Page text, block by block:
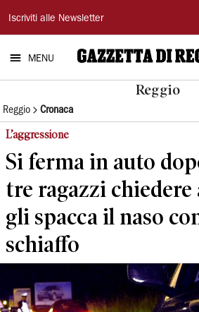
Gazzetta
di
Reggio
Iscriviti alle Newsletter
MENU
Reggio
Reggio Cronaca
L’aggressione
Si ferma in auto
tre ragazzi
gli spacca il naso
schiaffo